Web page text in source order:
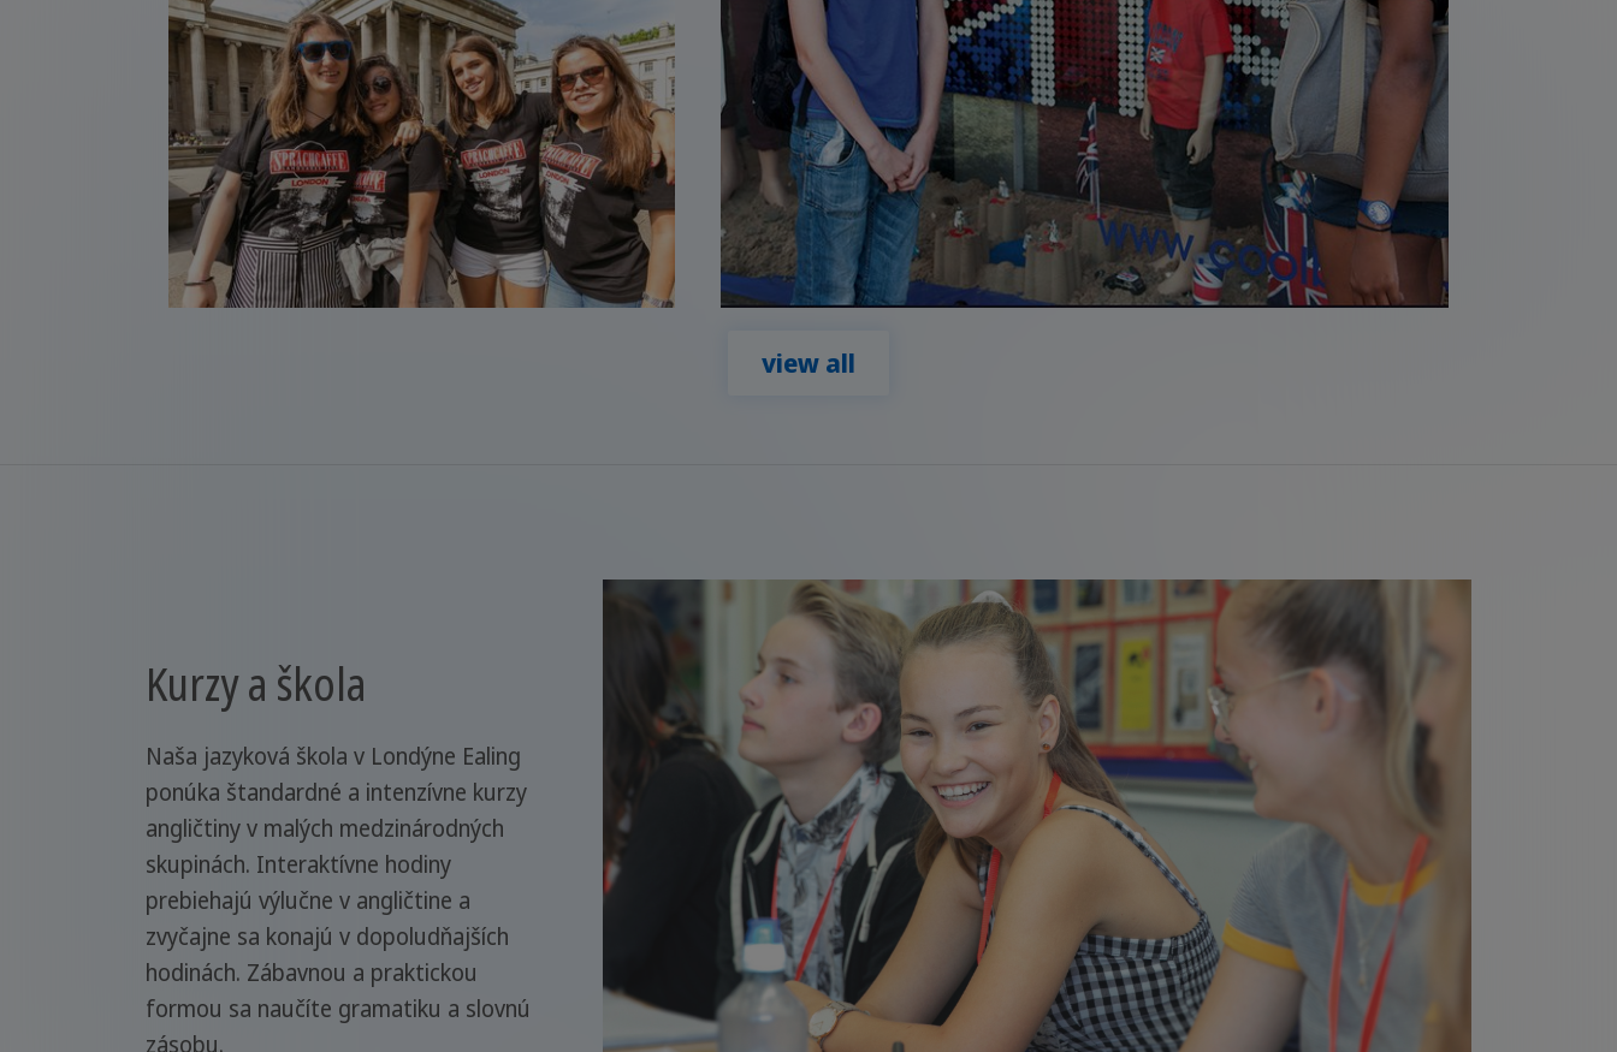
view all
Kurzy a škola
Naša jazyková škola v Londýne Ealing
ponúka štandardné a intenzívne kurzy
angličtiny v malých medzinárodných
skupinách. Interaktívne hodiny
prebiehajú výlučne v angličtine a
zvyčajne sa konajú v dopoludňajších
hodinách. Zábavnou a praktickou
formou sa naučíte gramatiku a slovnú
zásobu.